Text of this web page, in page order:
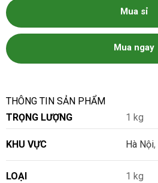
Mua sỉ
Mua ngay
THÔNG TIN SẢN PHẨM
TRỌNG LƯỢNG
1 kg
KHU VỰC Hà Nội,
LOẠI 1 kg